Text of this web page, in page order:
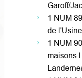
Garoff/
1 NUM
de
1 NUM
maisons